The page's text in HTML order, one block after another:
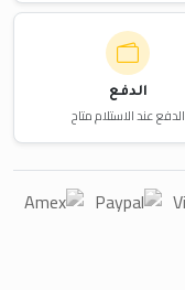
الدفع
الدفع عند الاستلام متاح